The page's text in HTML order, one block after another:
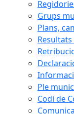
Grups
Plans,
Ple
Codi de